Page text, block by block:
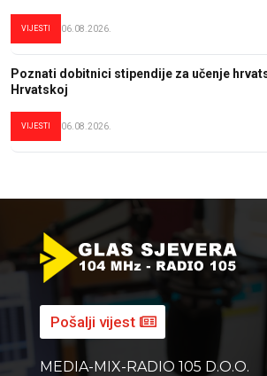
VIJESTI 06.08.2026.
Poznati dobitnici stipendije za učenje
Hrvatskoj
VIJESTI 06.08.2026.
Pošalji vijest
MEDIA-MIX-RADIO 105 D.O.O.